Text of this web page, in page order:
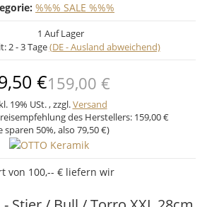
%%% SALE %%%
1 Auf Lager
2 - 3 Tage(DE - Ausland abweichend)
€159,00 €
19% USt. , zzgl.Versand
des Herstellers: 159,00 €
sparen 50%, also 79,50 €)
von 100,-- € liefern wir